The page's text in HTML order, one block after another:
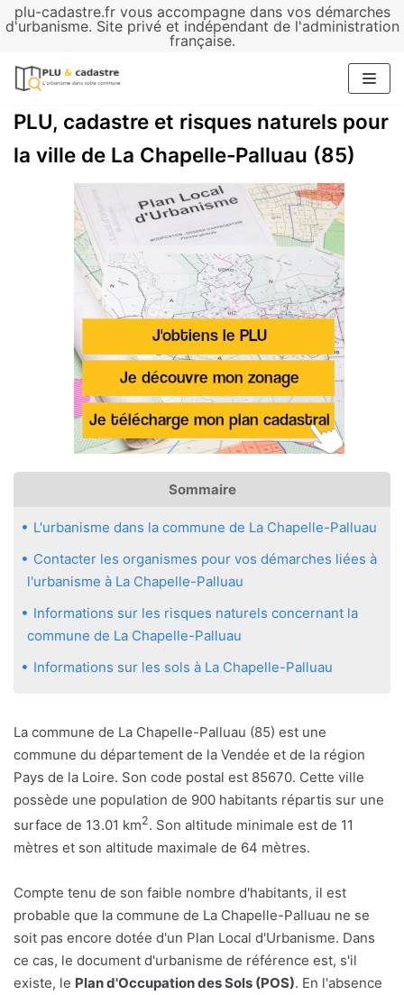
plu-cadastre.fr vous accompagne dans vos démarches
d'urbanisme. Site privé et indépendant de l'administration
française.
Aller
contenu
PLU, cadastre et risques naturels pour
la ville de La Chapelle-Palluau (85)
Sommaire
L'urbanisme dans la commune de La Chapelle-Palluau
Contacter les organismes pour vos démarches liées à
l'urbanisme à La Chapelle-Palluau
Informations sur les risques naturels concernant la
commune de La Chapelle-Palluau
Informations sur les sols à La Chapelle-Palluau
La commune de La Chapelle-Palluau (85) est une
commune du département de la Vendée et de la région
Pays de la Loire. Son code postal est 85670. Cette ville
possède une population de 900 habitants répartis sur une
surface de 13.01 km2. Son altitude minimale est de 11
mètres et son altitude maximale de 64 mètres.
Compte tenu de son faible nombre d'habitants, il est
probable que la commune de La Chapelle-Palluau ne se
soit pas encore dotée d'un Plan Local d'Urbanisme. Dans
ce cas, le document d'urbanisme de référence est, s'il
existe, le Plan d'Occupation des Sols (POS). En l'absence